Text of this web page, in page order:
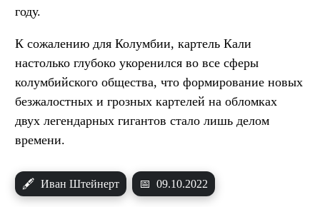
году.
К сожалению для Колумбии, картель Кали
настолько глубоко укоренился во все сферы
колумбийского общества, что формирование новых
безжалостных и грозных картелей на обломках
двух легендарных гигантов стало лишь делом
времени.
🖋 Иван Штейнерт 📅 09.10.2022